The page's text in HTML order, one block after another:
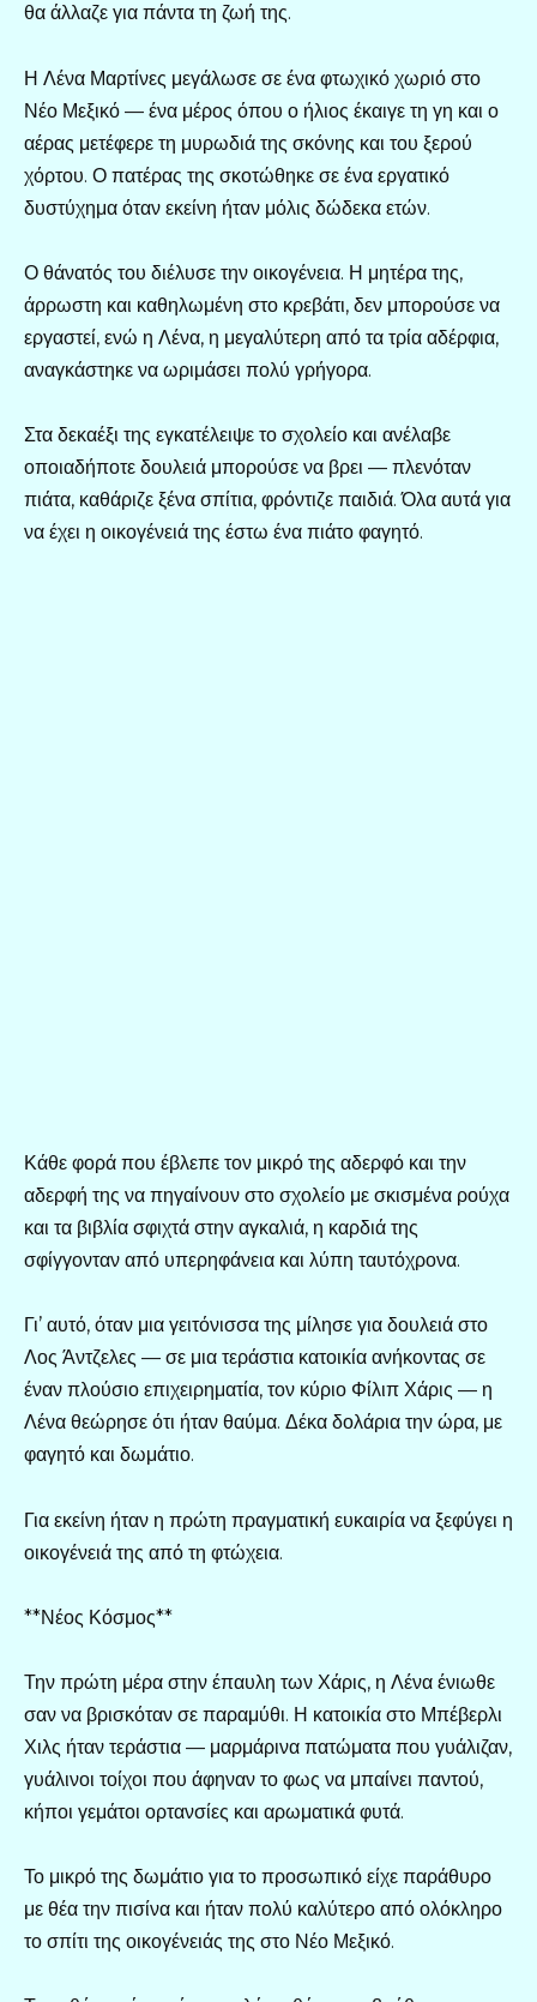
θα άλλαζε για πάντα τη ζωή της.
Η Λένα Μαρτίνες μεγάλωσε σε ένα φτωχικό χωριό στο
Νέο Μεξικό — ένα μέρος όπου ο ήλιος έκαιγε τη γη και ο
αέρας μετέφερε τη μυρωδιά της σκόνης και του ξερού
χόρτου. Ο πατέρας της σκοτώθηκε σε ένα εργατικό
δυστύχημα όταν εκείνη ήταν μόλις δώδεκα ετών.
Ο θάνατός του διέλυσε την οικογένεια. Η μητέρα της,
άρρωστη και καθηλωμένη στο κρεβάτι, δεν μπορούσε να
εργαστεί, ενώ η Λένα, η μεγαλύτερη από τα τρία αδέρφια,
αναγκάστηκε να ωριμάσει πολύ γρήγορα.
Στα δεκαέξι της εγκατέλειψε το σχολείο και ανέλαβε
οποιαδήποτε δουλειά μπορούσε να βρει — πλενόταν
πιάτα, καθάριζε ξένα σπίτια, φρόντιζε παιδιά. Όλα αυτά για
να έχει η οικογένειά της έστω ένα πιάτο φαγητό.
Κάθε φορά που έβλεπε τον μικρό της αδερφό και την
αδερφή της να πηγαίνουν στο σχολείο με σκισμένα ρούχα
και τα βιβλία σφιχτά στην αγκαλιά, η καρδιά της
σφίγγονταν από υπερηφάνεια και λύπη ταυτόχρονα.
Γι’ αυτό, όταν μια γειτόνισσα της μίλησε για δουλειά στο
Λος Άντζελες — σε μια τεράστια κατοικία ανήκοντας σε
έναν πλούσιο επιχειρηματία, τον κύριο Φίλιπ Χάρις — η
Λένα θεώρησε ότι ήταν θαύμα. Δέκα δολάρια την ώρα, με
φαγητό και δωμάτιο.
Για εκείνη ήταν η πρώτη πραγματική ευκαιρία να ξεφύγει η
οικογένειά της από τη φτώχεια.
**Νέος Κόσμος**
Την πρώτη μέρα στην έπαυλη των Χάρις, η Λένα ένιωθε
σαν να βρισκόταν σε παραμύθι. Η κατοικία στο Μπέβερλι
Χιλς ήταν τεράστια — μαρμάρινα πατώματα που γυάλιζαν,
γυάλινοι τοίχοι που άφηναν το φως να μπαίνει παντού,
κήποι γεμάτοι ορτανσίες και αρωματικά φυτά.
Το μικρό της δωμάτιο για το προσωπικό είχε παράθυρο
με θέα την πισίνα και ήταν πολύ καλύτερο από ολόκληρο
το σπίτι της οικογένειάς της στο Νέο Μεξικό.